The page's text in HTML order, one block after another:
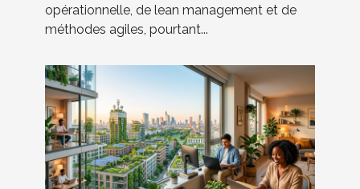
opérationnelle, de lean management et de
méthodes agiles, pourtant...